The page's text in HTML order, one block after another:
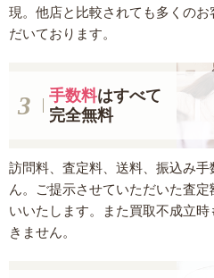
現。他店と比較されても多くの
だいております。
手数料はすべて
完全無料
訪問料、査定料、送料、振込み
ん。ご提示させていただいた査
いいたします。また買取不成立
きません。